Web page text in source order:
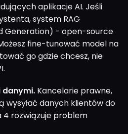
aplikacje AI. Jeśli
system RAG
Generation) - open-source
fine-tunować model na
go gdzie chcesz, nie
danymi. Kancelarie prawne,
wysyłać danych klientów do
4 rozwiązuje problem